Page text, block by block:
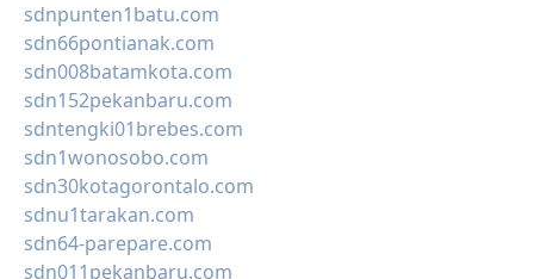
sdnpunten1batu.com
sdn66pontianak.com
sdn008batamkota.com
sdn152pekanbaru.com
sdntengki01brebes.com
sdn1wonosobo.com
sdn30kotagorontalo.com
sdnu1tarakan.com
sdn64-parepare.com
sdn011pekanbaru.com